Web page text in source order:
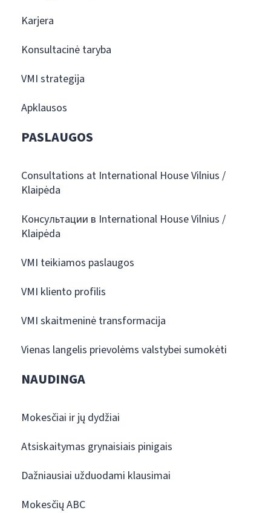
Karjera
Konsultacinė taryba
VMI strategija
Apklausos
PASLAUGOS
Consultations at International House Vilnius /
Klaipėda
Консультации в International House Vilnius /
Klaipėda
VMI teikiamos paslaugos
VMI kliento profilis
VMI skaitmeninė transformacija
Vienas langelis prievolėms valstybei sumokėti
NAUDINGA
Mokesčiai ir jų dydžiai
Atsiskaitymas grynaisiais pinigais
Dažniausiai užduodami klausimai
Mokesčių ABC